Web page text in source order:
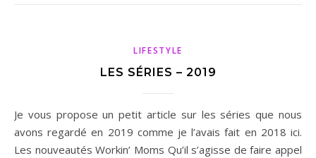
LIFESTYLE
LES SÉRIES – 2019
Je vous propose un petit article sur les séries que nous
avons regardé en 2019 comme je l’avais fait en 2018 ici.
Les nouveautés Workin’ Moms Qu’il s’agisse de faire appel